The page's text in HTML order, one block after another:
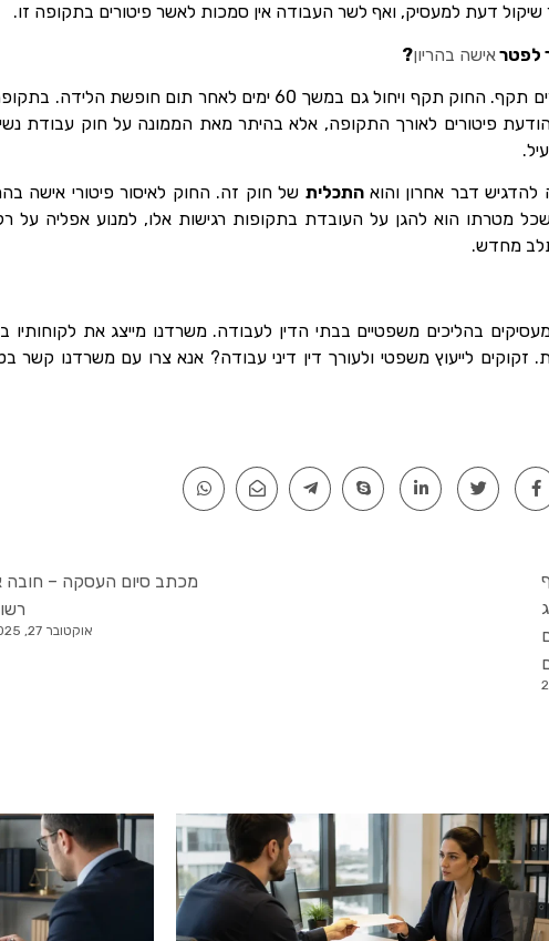
שיקול דעת למעסיק, ואף לשר העבודה אין סמכות לאשר פיטורים בתקופה זו.
לפטר אישה בהריון?
גם לאחר חופשת הלידה האיסור על פיטורים תקף. החוק תקף ויחול גם במשך 60 ימים לאחר
פיטורים לאורך התקופה, אלא בהיתר מאת הממונה על חוק עבודת
דבר אחרון והואהתכלית של חוק זה. החוק לאיסור פיטורי אישה
מטרתו הוא להגן על העובדת בתקופות רגישות אלו, למנוע אפליה על
מחדש.
בהליכים משפטיים בבתי הדין לעבודה. משרדנו מייצג את לקוחותיו
מכתב סיום העסקה – חובה
אוקטובר 27, 2025